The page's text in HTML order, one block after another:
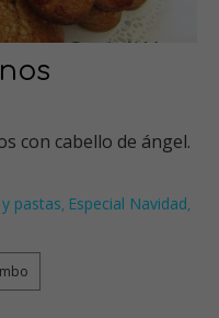
con cabello de ángel.
pastas, Especial Navidad,